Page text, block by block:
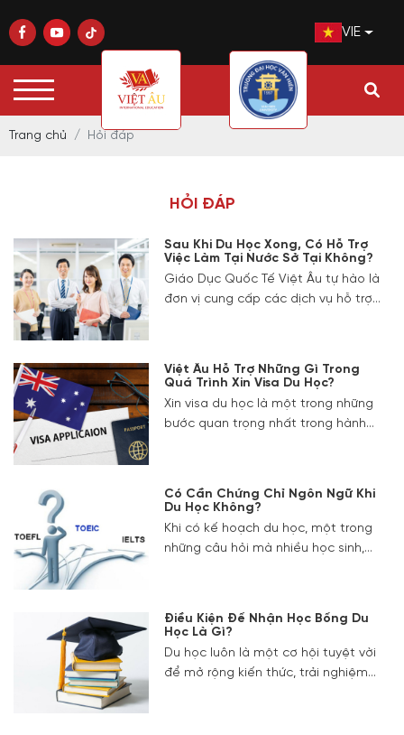
VIE
Trang chủ Hỏi đáp
HỎI ĐÁP
Sau Khi Du Học Xong, Có Hỗ Trợ
Việc Làm Tại Nước Sở Tại Không?
Giáo Dục Quốc Tế Việt Âu tự hào là
đơn vị cung cấp các dịch vụ hỗ trợ
việc làm sau khi du học xong.
Việt Âu Hỗ Trợ Những Gì Trong
Quá Trình Xin Visa Du Học?
Xin visa du học là một trong những
bước quan trọng nhất trong hành
ty tư vấn du học uy tín như Giáo Dục
Quốc Tế Việt Âu là rất cần thiết.
Có Cần Chứng Chỉ Ngôn Ngữ Khi
Du Học Không?
Khi có kế hoạch du học, một trong
những câu hỏi mà nhiều học sinh,
định du học, chương trình học và yêu
cầu của trường đại học bạn muốn
nhập học.
Điều Kiện Để Nhận Học Bổng Du
Học Là Gì?
Du học luôn là một cơ hội tuyệt vời
để mở rộng kiến thức, trải nghiệm